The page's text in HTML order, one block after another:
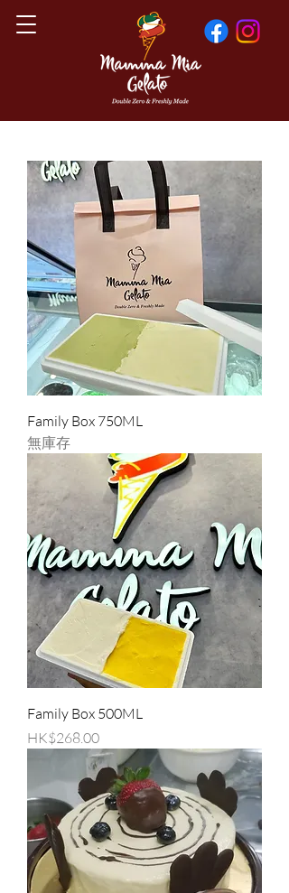
Family Box 750ML
無庫存
Family Box 500ML
價格
HK$268.00